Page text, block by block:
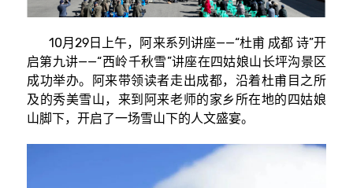
10月29日上午，阿来系列讲座——“杜甫 成都 诗”开
启第九讲——“西岭千秋雪”讲座在四姑娘山长坪沟景区
成功举办。阿来带领读者走出成都，沿着杜甫目之所
及的秀美雪山，来到阿来老师的家乡所在地的四姑娘
山脚下，开启了一场雪山下的人文盛宴。